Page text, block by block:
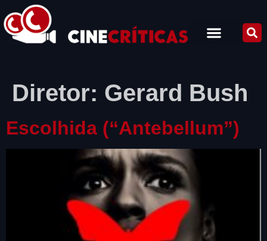
Diretor: Gerard Bush
Escolhida (“Antebellum”)